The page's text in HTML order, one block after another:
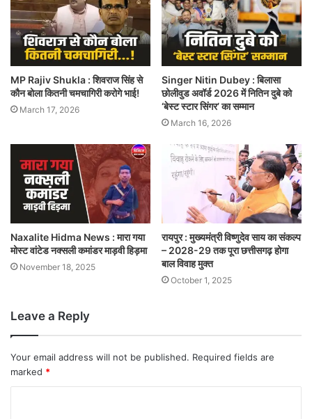
MP Rajiv Shukla : शिवराज सिंह से
कौन बोला कितनी चमचागिरी करोगे भाई!
March 17, 2026
Singer Nitin Dubey : बिलासा
छोलीवुड अवॉर्ड 2026 में नितिन दुबे को
‘बेस्ट स्टार सिंगर’ का सम्मान
March 16, 2026
Naxalite Hidma News : मारा गया
मोस्ट वांटेड नक्सली कमांडर माड़वी हिड़मा
November 18, 2025
रायपुर : मुख्यमंत्री विष्णुदेव साय का संकल्प
– 2028-29 तक पूरा छत्तीसगढ़ होगा
बाल विवाह मुक्त
October 1, 2025
Leave a Reply
Your email address will not be published. Required fields are
marked *